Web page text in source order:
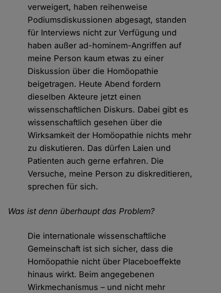
verweigert, haben reihenweise
Podiumsdiskussionen abgesagt, standen
für Interviews nicht zur Verfügung und
haben außer ad-hominem-Angriffen auf
meine Person kaum etwas zu einer
Diskussion über die Homöopathie
beigetragen. Heute Abend fordern
dieselben Akteure jetzt einen
wissenschaftlichen Diskurs. Dabei gibt es
wissenschaftlich gesehen über die
Wirksamkeit der Homöopathie nichts mehr
zu diskutieren. Das dürfen Laien und
Patienten auch gerne erfahren. Die
Versuche, meine Person zu diskreditieren,
sprechen für sich.
Was ist denn überhaupt das Problem?
Die internationale wissenschaftliche
Gemeinschaft ist sich sicher, dass die
Homöopathie nicht über Placeboeffekte
hinaus wirkt. Beim angegebenen
Wirkmechanismus – und nicht mehr